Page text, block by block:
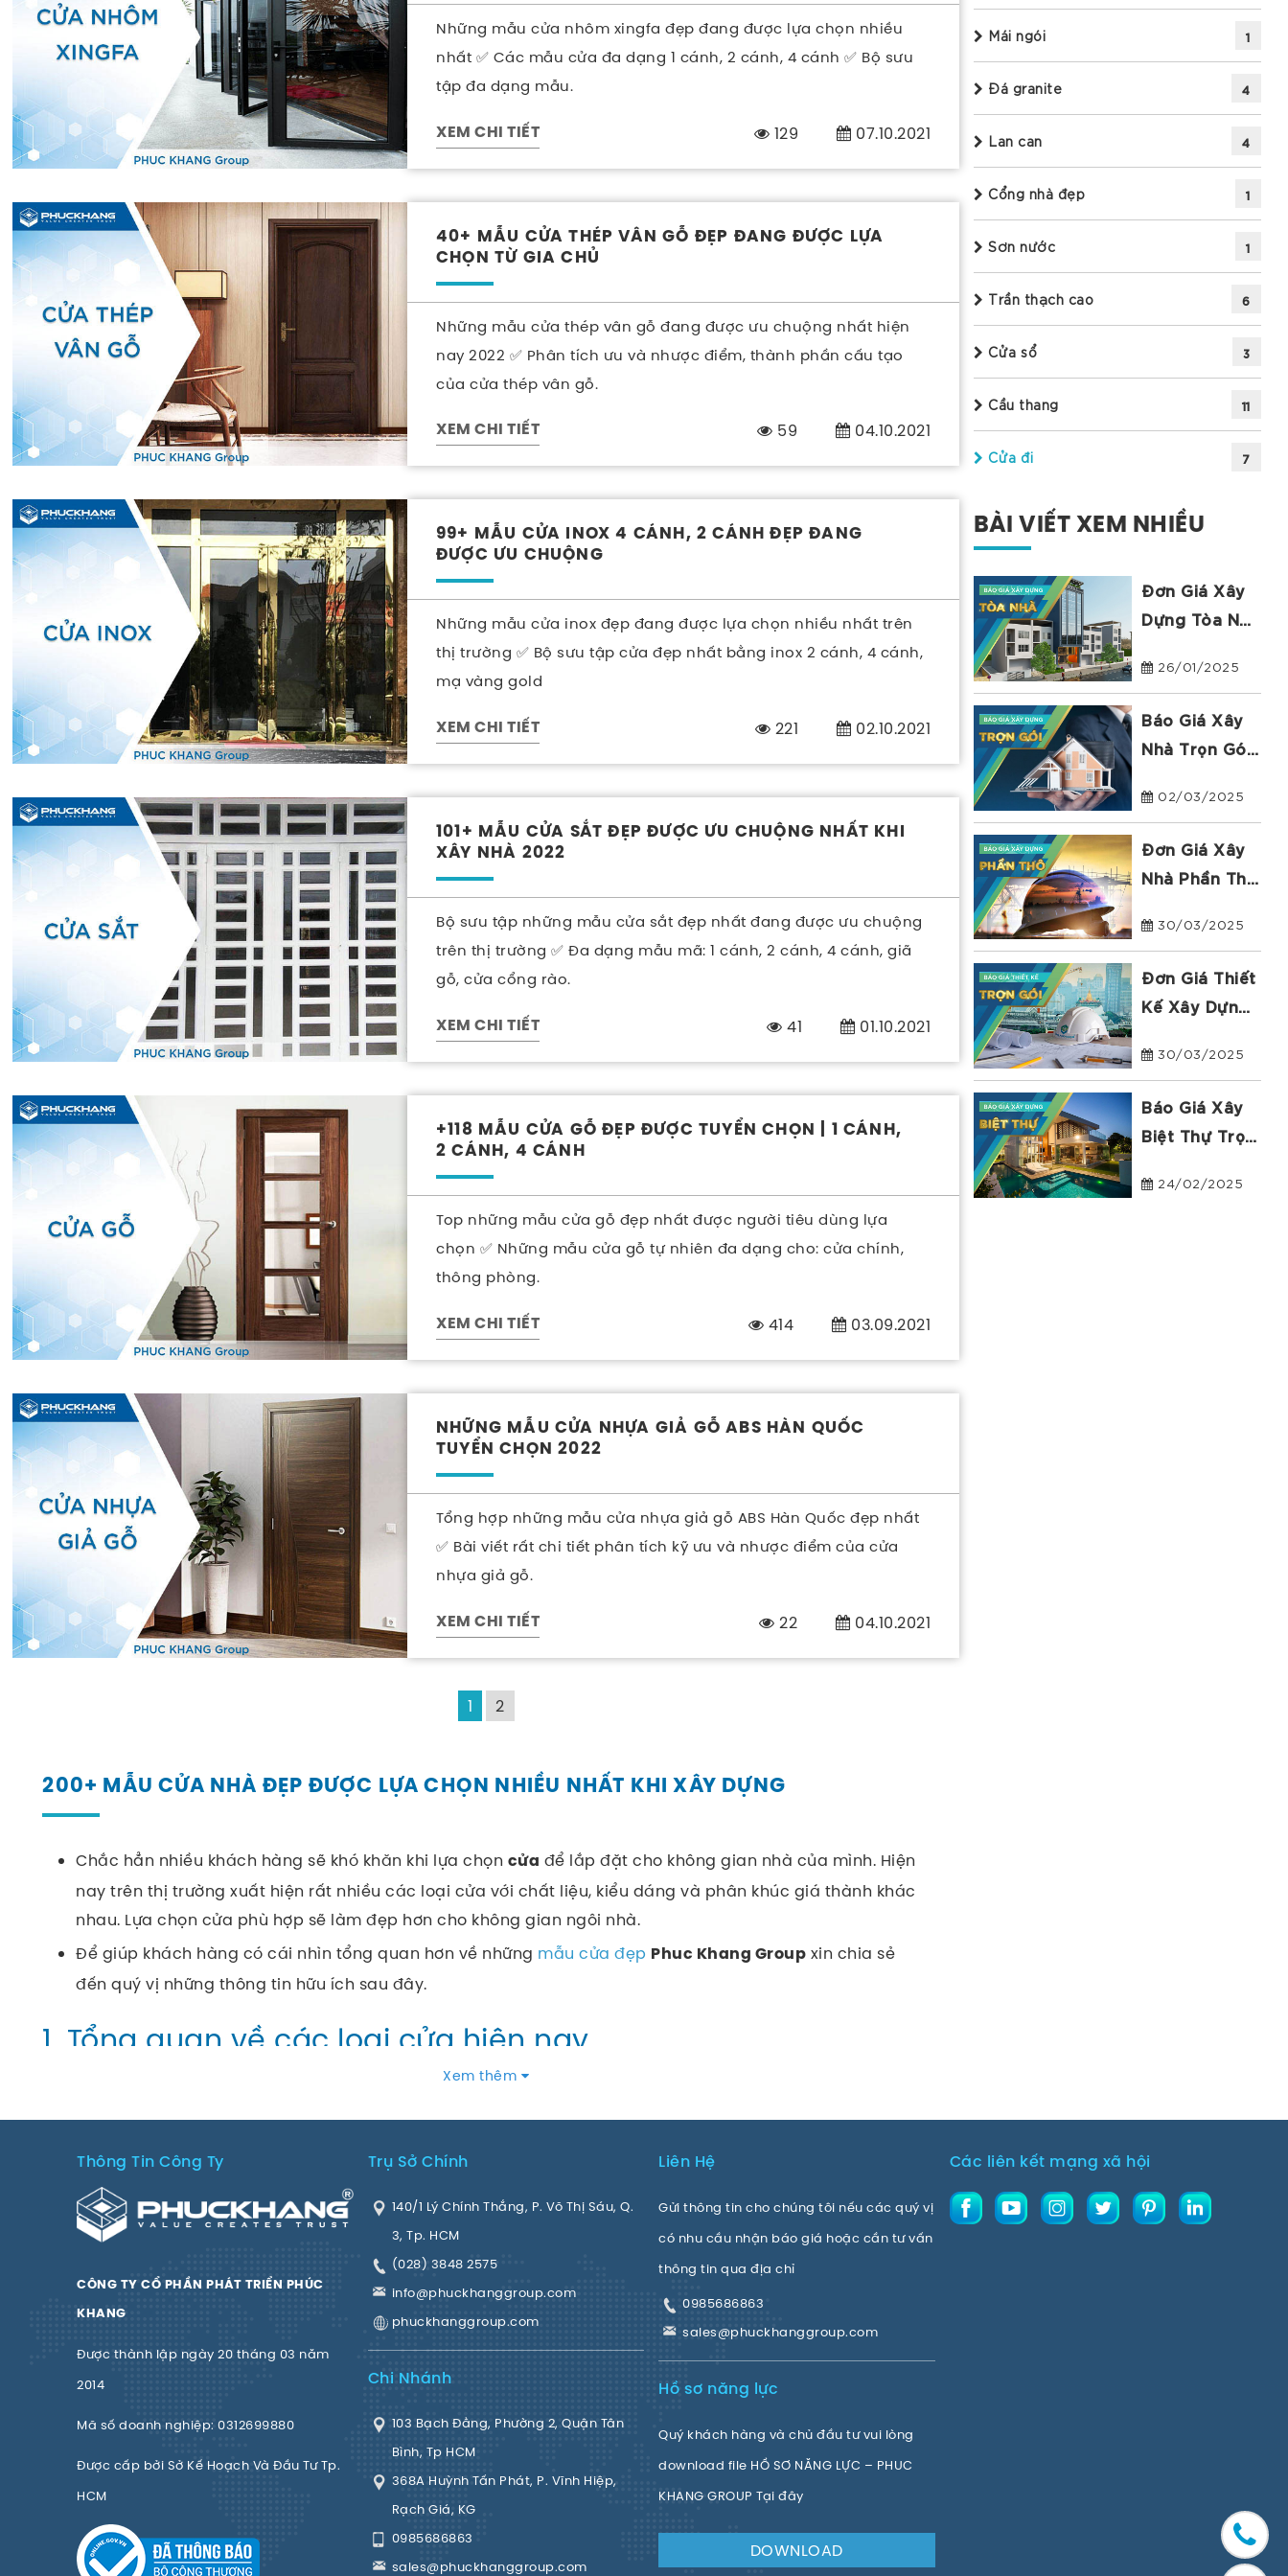
Những mẫu cửa nhôm xingfa đẹp đang được lựa chọn nhiều
nhất ✅ Các mẫu cửa đa dạng 1 cánh, 2 cánh, 4 cánh ✅ Bộ sưu
tập đa dạng mẫu.
XEM CHI TIẾT 129 07.10.2021
40+ MẪU CỬA THÉP VÂN GỖ ĐẸP ĐANG ĐƯỢC LỰA
CHỌN TỪ GIA CHỦ
Những mẫu cửa thép vân gỗ đang được ưu chuộng nhất hiện
nay 2022 ✅ Phân tích ưu và nhược điểm, thành phần cấu tạo
của cửa thép vân gỗ.
XEM CHI TIẾT 59 04.10.2021
99+ MẪU CỬA INOX 4 CÁNH, 2 CÁNH ĐẸP ĐANG
ĐƯỢC ƯU CHUỘNG
Những mẫu cửa inox đẹp đang được lựa chọn nhiều nhất trên
thị trường ✅ Bộ sưu tập cửa đẹp nhất bằng inox 2 cánh, 4 cánh,
mạ vàng gold
XEM CHI TIẾT 221 02.10.2021
101+ MẪU CỬA SẮT ĐẸP ĐƯỢC ƯU CHUỘNG NHẤT KHI
XÂY NHÀ 2022
Bộ sưu tập những mẫu cửa sắt đẹp nhất đang được ưu chuộng
trên thị trường ✅ Đa dạng mẫu mã: 1 cánh, 2 cánh, 4 cánh, giã
gỗ, cửa cổng rào.
XEM CHI TIẾT 41 01.10.2021
+118 MẪU CỬA GỖ ĐẸP ĐƯỢC TUYỂN CHỌN | 1 CÁNH,
2 CÁNH, 4 CÁNH
Top những mẫu cửa gỗ đẹp nhất được người tiêu dùng lựa
chọn ✅ Những mẫu cửa gỗ tự nhiên đa dạng cho: cửa chính,
thông phòng.
XEM CHI TIẾT 414 03.09.2021
NHỮNG MẪU CỬA NHỰA GIẢ GỖ ABS HÀN QUỐC
TUYỂN CHỌN 2022
Tổng hợp những mẫu cửa nhựa giả gỗ ABS Hàn Quốc đẹp nhất
✅ Bài viết rất chi tiết phân tích kỹ ưu và nhược điểm của cửa
nhựa giả gỗ.
XEM CHI TIẾT 22 04.10.2021
1 2
200+ MẪU CỬA NHÀ ĐẸP ĐƯỢC LỰA CHỌN NHIỀU NHẤT KHI XÂY DỰNG
Chắc hẳn nhiều khách hàng sẽ khó khăn khi lựa chọn cửa để lắp đặt cho không gian nhà của mình. Hiện
nay trên thị trường xuất hiện rất nhiều các loại cửa với chất liệu, kiểu dáng và phân khúc giá thành khác
nhau. Lựa chọn cửa phù hợp sẽ làm đẹp hơn cho không gian ngôi nhà.
Để giúp khách hàng có cái nhìn tổng quan hơn về những mẫu cửa đẹp Phuc Khang Group xin chia sẻ
đến quý vị những thông tin hữu ích sau đây.
1. Tổng quan về các loại cửa hiện nay
Xem thêm
Mái ngói 1
Đá granite 4
Lan can 4
Cổng nhà đẹp 1
Sơn nước 1
Trần thạch cao 6
Cửa sổ 3
Cầu thang 11
Cửa đi 7
BÀI VIẾT XEM NHIỀU
Đơn Giá Xây
Dựng Tòa Nhà
Căn Hộ Dịch
26/01/2025
Báo Giá Xây
Nhà Trọn Gói
2025 | Bảo
02/03/2025
Đơn Giá Xây
Nhà Phần Thô
HCM | Phuc
30/03/2025
Đơn Giá Thiết
Kế Xây Dựng
Thự, Tòa Nhà
30/03/2025
Báo Giá Xây
Biệt Thự Trọn
| Phuc Khang
24/02/2025
Thông Tin Công Ty
CÔNG TY CỔ PHẦN PHÁT TRIỂN PHÚC
KHANG
Được thành lập ngày 20 tháng 03 năm
2014
Mã số doanh nghiệp: 0312699880
Được cấp bởi Sở Kế Hoạch Và Đầu Tư Tp.
HCM
Trụ Sở Chính
140/1 Lý Chính Thắng, P. Võ Thị Sáu, Q.
3, Tp. HCM
(028) 3848 2575
info@phuckhanggroup.com
phuckhanggroup.com
Chi Nhánh
103 Bạch Đằng, Phường 2, Quận Tân
Bình, Tp HCM
368A Huỳnh Tấn Phát, P. Vĩnh Hiệp,
Rạch Giá, KG
0985686863
sales@phuckhanggroup.com
Liên Hệ
Gửi thông tin cho chúng tôi nếu các quý vị
có nhu cầu nhận báo giá hoặc cần tư vấn
thông tin qua địa chỉ
0985686863
sales@phuckhanggroup.com
Hồ sơ năng lực
Quý khách hàng và chủ đầu tư vui lòng
download file HỒ SƠ NĂNG LỰC – PHUC
KHANG GROUP Tại đây
DOWNLOAD
Các liên kết mạng xã hội